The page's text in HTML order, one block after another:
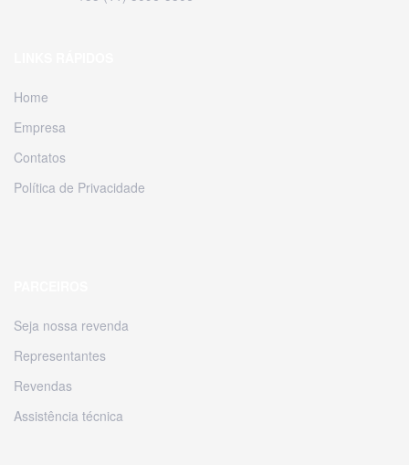
Home
Empresa
Contatos
Política de Privacidade
Seja nossa revenda
Representantes
Revendas
Assistência técnica